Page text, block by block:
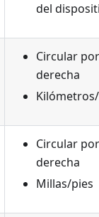
del
Circular
derecha
Circular
derecha
Millas/pies